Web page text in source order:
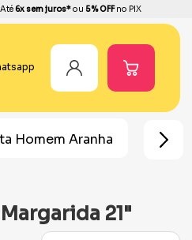
Até6x sem juros*ou 5% OFFno PIX
Homem Aranha
21"